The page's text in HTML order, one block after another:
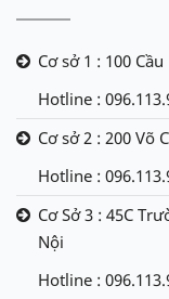
Cơ sở 1 : 100
Hotline :
Cơ sở 2 : 200 Võ
Hotline :
Cơ Sở 3 : 45C
Nội
Hotline :